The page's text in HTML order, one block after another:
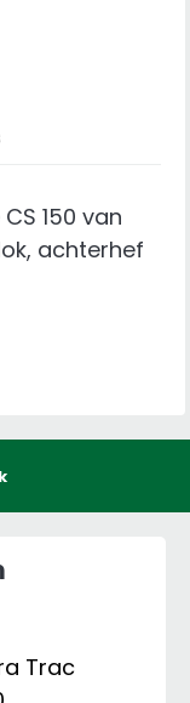
150 van
achterhef